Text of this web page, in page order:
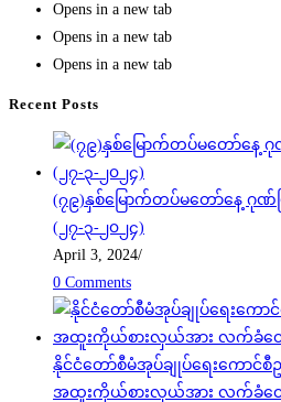
Opens in a new tab
Opens in a new tab
Opens in a new tab
Recent Posts
(၇၉)နှစ်မြောက်တပ်မတော်နေ့ ဂုဏ်ပ
(၂၇-၃-၂၀၂၄)
April 3, 2024/
0 Comments
နိုင်ငံတော်စီမံအုပ်ချုပ်ရေးကောင်စီ
အထူးကိုယ်စားလှယ်အား လက်ခံတွေ့